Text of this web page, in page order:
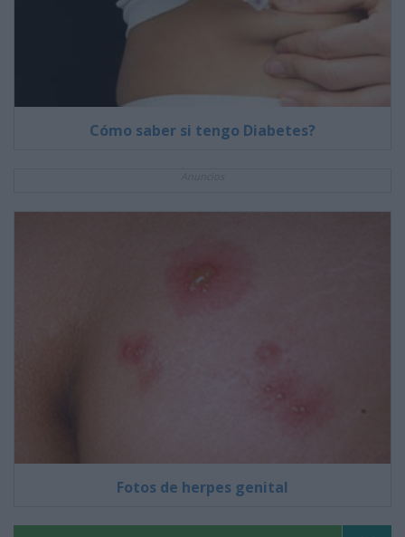
Cómo saber si tengo Diabetes?
Fotos de herpes genital